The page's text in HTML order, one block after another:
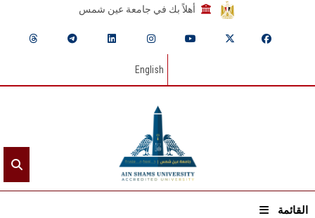
أهلاً بك في جامعة عين شمس
English
القائمة